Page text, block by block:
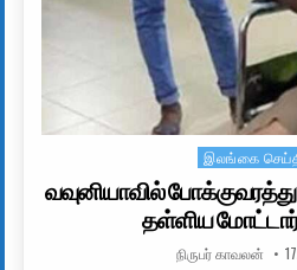
Posted in
இலங்கை
வவுனியாவில்
தள்ளிய
AUTHOR:
நிருபர் காவலன்